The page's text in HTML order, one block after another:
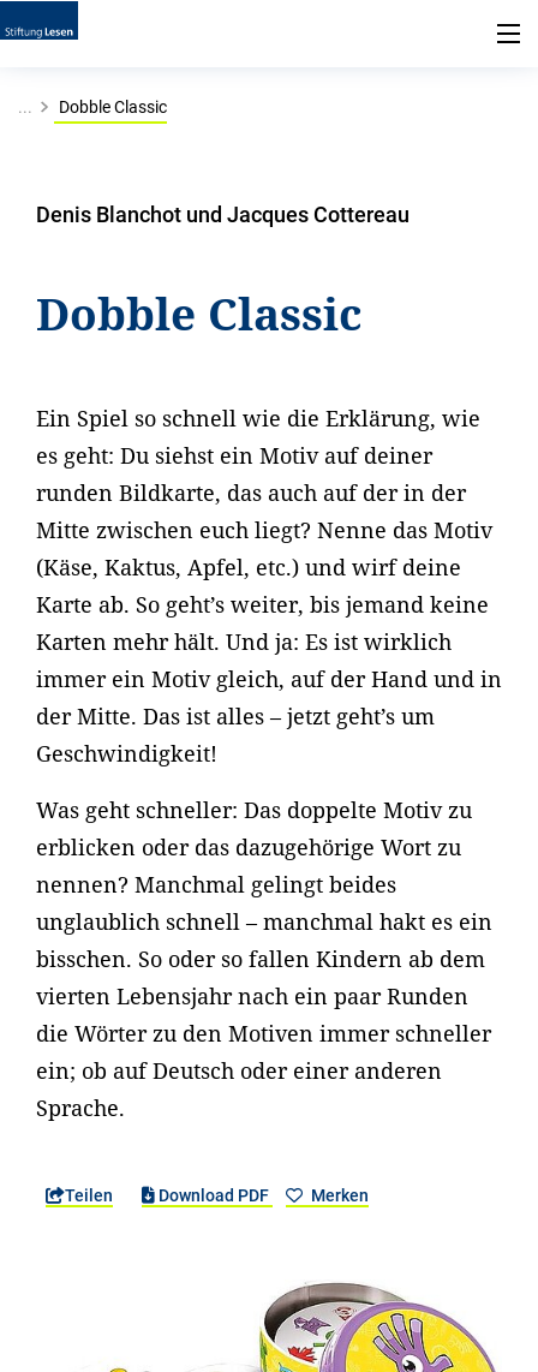
... Dobble Classic
Denis Blanchot und Jacques Cottereau
Dobble Classic
Ein Spiel so schnell wie die Erklärung, wie
es geht: Du siehst ein Motiv auf deiner
runden Bildkarte, das auch auf der in der
Mitte zwischen euch liegt? Nenne das Motiv
(Käse, Kaktus, Apfel, etc.) und wirf deine
Karte ab. So geht’s weiter, bis jemand keine
Karten mehr hält. Und ja: Es ist wirklich
immer ein Motiv gleich, auf der Hand und in
der Mitte. Das ist alles – jetzt geht’s um
Geschwindigkeit!
Was geht schneller: Das doppelte Motiv zu
erblicken oder das dazugehörige Wort zu
nennen? Manchmal gelingt beides
unglaublich schnell – manchmal hakt es ein
bisschen. So oder so fallen Kindern ab dem
vierten Lebensjahr nach ein paar Runden
die Wörter zu den Motiven immer schneller
ein; ob auf Deutsch oder einer anderen
Sprache.
Teilen Download PDF Merken